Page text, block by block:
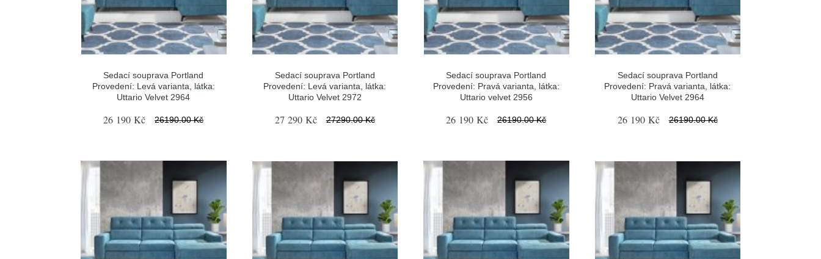
Sedací souprava Portland
Provedení: Levá varianta, látka:
Uttario Velvet 2964
26 190 Kč 26190.00 Kč
Sedací souprava Portland
Provedení: Levá varianta, látka:
Uttario Velvet 2972
27 290 Kč 27290.00 Kč
Sedací souprava Portland
Provedení: Pravá varianta, látka:
Uttario velvet 2956
26 190 Kč 26190.00 Kč
Sedací souprava Portland
Provedení: Pravá varianta, látka:
Uttario Velvet 2964
26 190 Kč 26190.00 Kč